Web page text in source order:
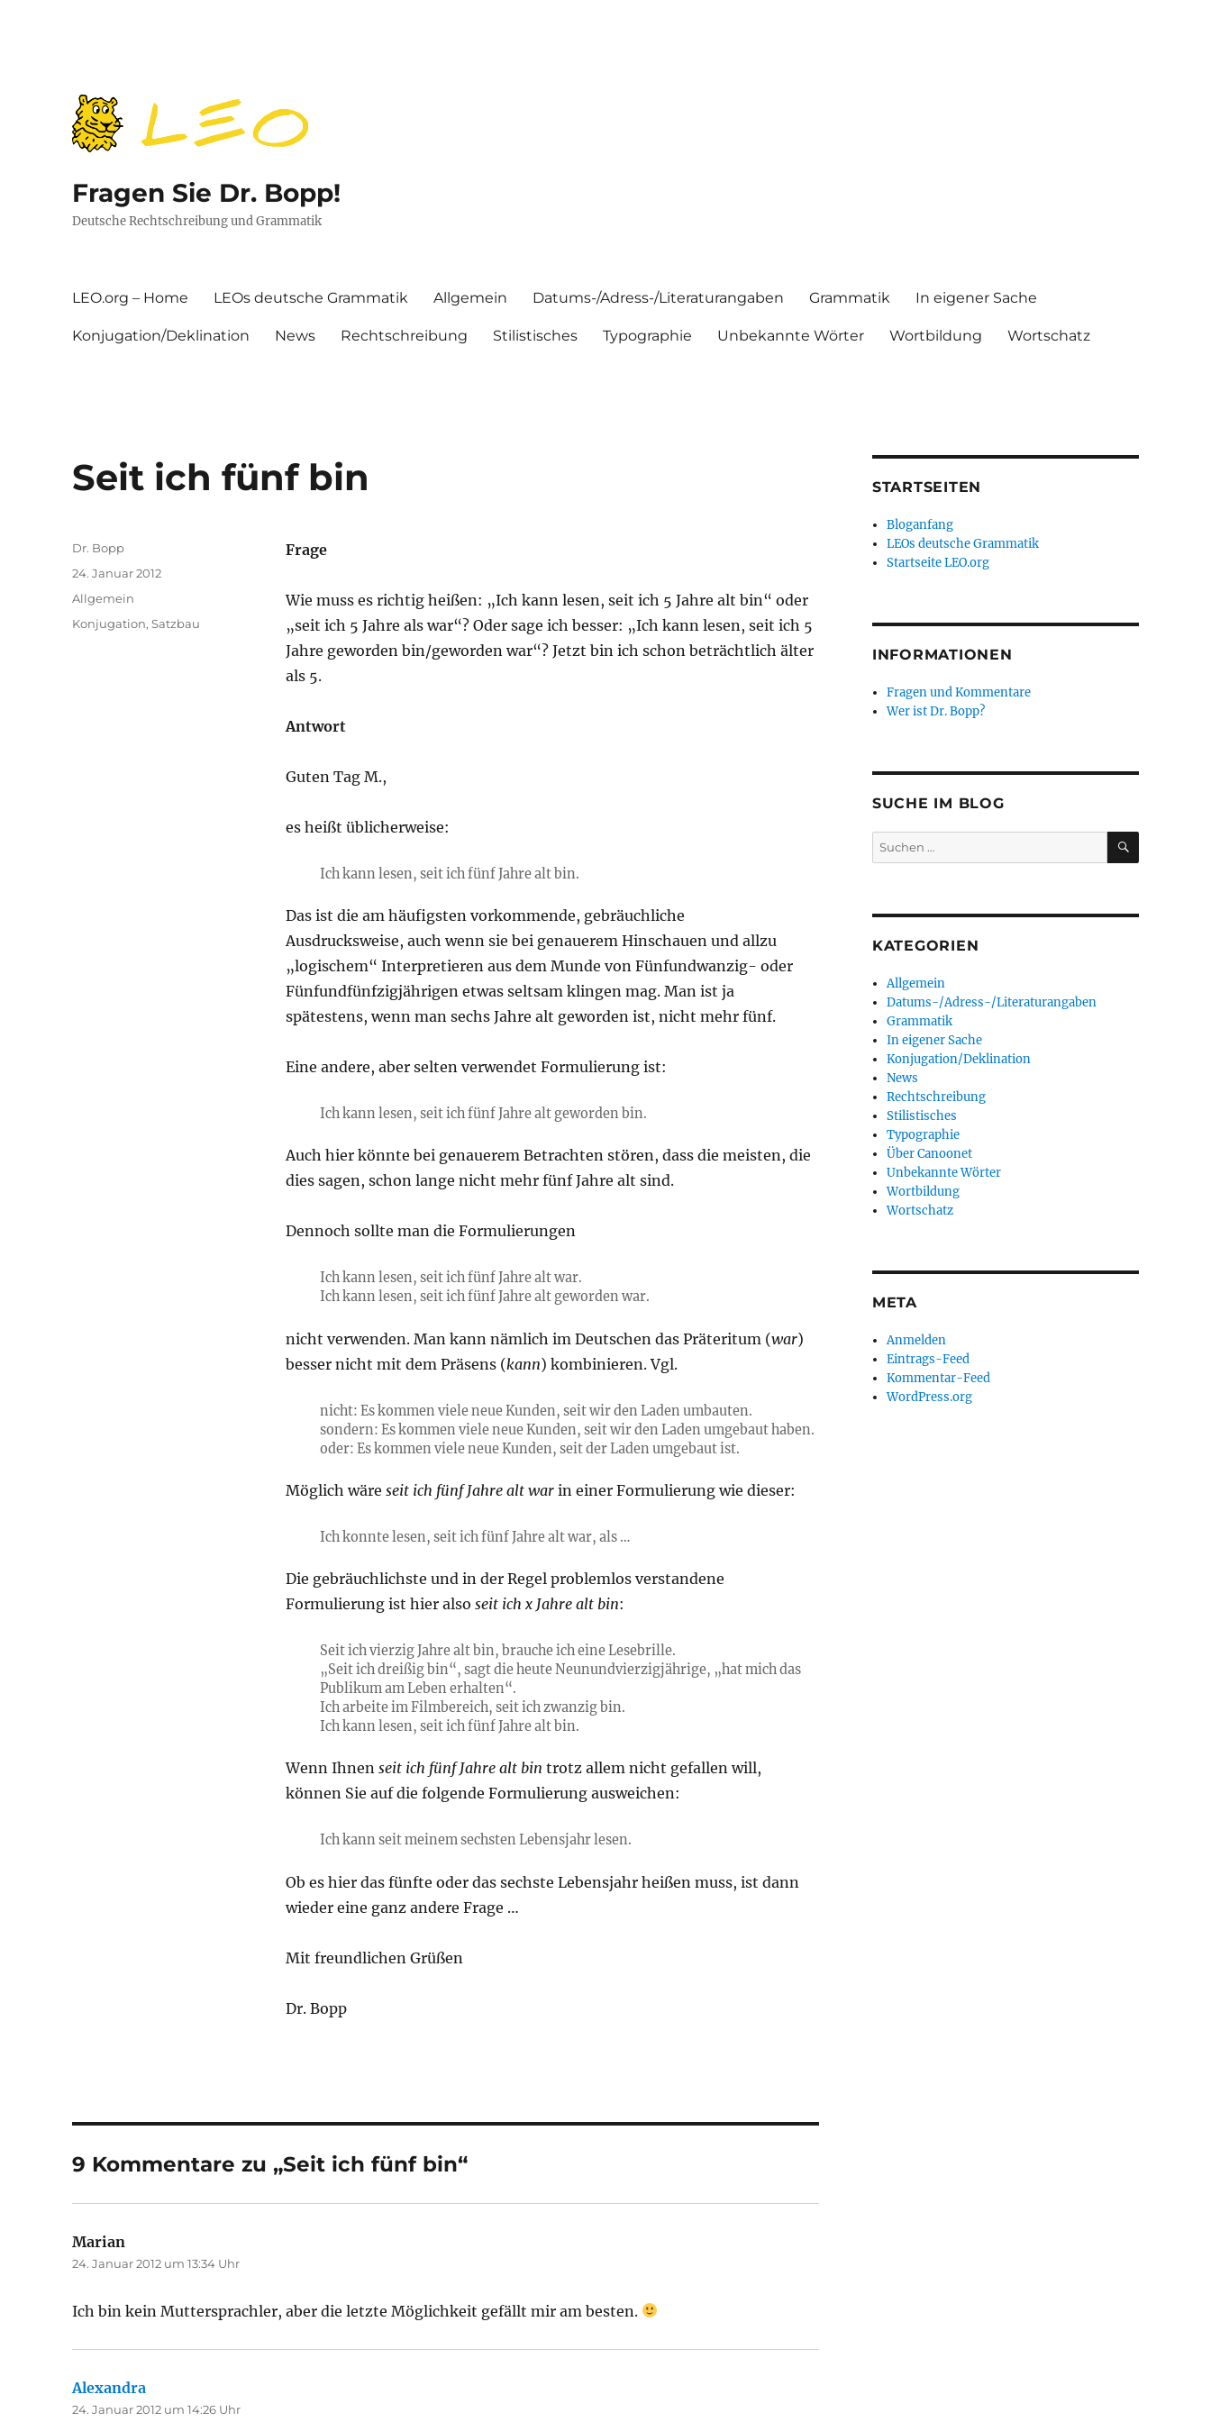
Fragen Sie Dr. Bopp!
Deutsche Rechtschreibung und Grammatik
LEO.org – Home LEOs deutsche Grammatik Allgemein Datums-/Adress-/Literaturangaben Grammatik In eigener Sache
Konjugation/Deklination News Rechtschreibung Stilistisches Typographie Unbekannte Wörter Wortbildung Wortschatz
Seit ich fünf bin
Frage
Wie muss es richtig heißen: „Ich kann lesen, seit ich 5 Jahre alt bin“ oder
„seit ich 5 Jahre als war“? Oder sage ich besser: „Ich kann lesen, seit ich 5
Jahre geworden bin/geworden war“? Jetzt bin ich schon beträchtlich älter
als 5.
Antwort
Guten Tag M.,
es heißt üblicherweise:
Ich kann lesen, seit ich fünf Jahre alt bin.
Das ist die am häufigsten vorkommende, gebräuchliche
Ausdrucksweise, auch wenn sie bei genauerem Hinschauen und allzu
„logischem“ Interpretieren aus dem Munde von Fünfundwanzig- oder
Fünfundfünfzigjährigen etwas seltsam klingen mag. Man ist ja
spätestens, wenn man sechs Jahre alt geworden ist, nicht mehr fünf.
Eine andere, aber selten verwendet Formulierung ist:
Ich kann lesen, seit ich fünf Jahre alt geworden bin.
Auch hier könnte bei genauerem Betrachten stören, dass die meisten, die
dies sagen, schon lange nicht mehr fünf Jahre alt sind.
Dennoch sollte man die Formulierungen
Ich kann lesen, seit ich fünf Jahre alt war.
Ich kann lesen, seit ich fünf Jahre alt geworden war.
nicht verwenden. Man kann nämlich im Deutschen das Präteritum (war)
besser nicht mit dem Präsens (kann) kombinieren. Vgl.
nicht: Es kommen viele neue Kunden, seit wir den Laden umbauten.
sondern: Es kommen viele neue Kunden, seit wir den Laden umgebaut haben.
oder: Es kommen viele neue Kunden, seit der Laden umgebaut ist.
Möglich wäre seit ich fünf Jahre alt warin einer Formulierung wie dieser:
Ich konnte lesen, seit ich fünf Jahre alt war, als …
Die gebräuchlichste und in der Regel problemlos verstandene
Formulierung ist hier also seit ich x Jahre alt bin:
Seit ich vierzig Jahre alt bin, brauche ich eine Lesebrille.
„Seit ich dreißig bin“, sagt die heute Neunundvierzigjährige, „hat mich das
Publikum am Leben erhalten“.
Ich arbeite im Filmbereich, seit ich zwanzig bin.
Ich kann lesen, seit ich fünf Jahre alt bin.
Wenn Ihnen seit ich fünf Jahre alt bin trotz allem nicht gefallen will,
können Sie auf die folgende Formulierung ausweichen:
Ich kann seit meinem sechsten Lebensjahr lesen.
Ob es hier das fünfte oder das sechste Lebensjahr heißen muss, ist dann
wieder eine ganz andere Frage …
Mit freundlichen Grüßen
Dr. Bopp
Autor
Dr. Bopp
Veröffentlicht
am
24. Januar 2012
Kategorien
Allgemein
Schlagwörter
Konjugation,Satzbau
9 Kommentare zu „Seit ich fünf bin“
Marian
24. Januar 2012 um 13:34 Uhr
Ich bin kein Muttersprachler, aber die letzte Möglichkeit gefällt mir am besten.
Alexandra
24. Januar 2012 um 14:26 Uhr
STARTSEITEN
Bloganfang
LEOs deutsche Grammatik
Startseite LEO.org
INFORMATIONEN
Fragen und Kommentare
Wer ist Dr. Bopp?
SUCHE IM BLOG
Suchen
nach:
SUCHEN
KATEGORIEN
Allgemein
Datums-/Adress-/Literaturangaben
Grammatik
In eigener Sache
Konjugation/Deklination
News
Rechtschreibung
Stilistisches
Typographie
Über Canoonet
Unbekannte Wörter
Wortbildung
Wortschatz
META
Anmelden
Eintrags-Feed
Kommentar-Feed
WordPress.org